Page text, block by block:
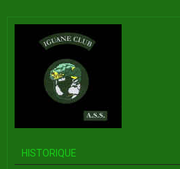
HISTORIQUE